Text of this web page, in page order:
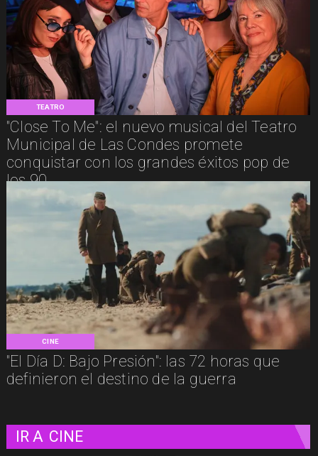
TEATRO
"Close To Me": el nuevo musical del Teatro
Municipal de Las Condes promete
conquistar con los grandes éxitos pop de
los 90
CINE
"El Día D: Bajo Presión": las 72 horas que
definieron el destino de la guerra
IR A CINE